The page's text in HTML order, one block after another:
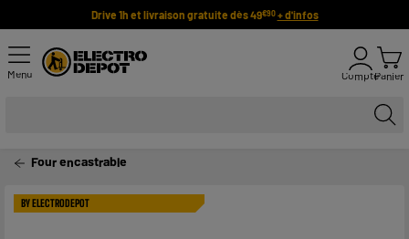
Drive 1h et livraison gratuite dès 49€90 + d'infos
Menu ComptePanier
Four encastrable
BY ELECTRODEPOT